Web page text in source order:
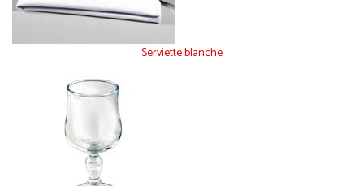
Serviette blanche